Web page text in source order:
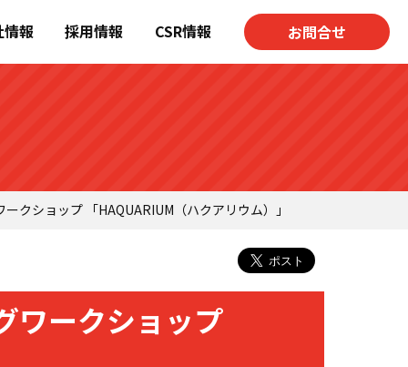
情報 採用情報 CSR情報 お問合せ
クショップ 「HAQUARIUM（ハクアリウム）」
ワークショップ